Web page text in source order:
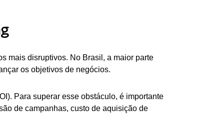
mais disruptivos. No Brasil, a maior parte
os objetivos de negócios.
Para superar esse obstáculo, é importante
de campanhas, custo de aquisição de